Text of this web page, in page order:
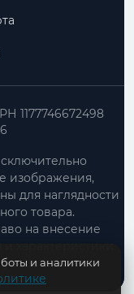
1177746672498
изображения,
для наглядности
товара.
на внесение
характеристики
уведомления.
и аналитики